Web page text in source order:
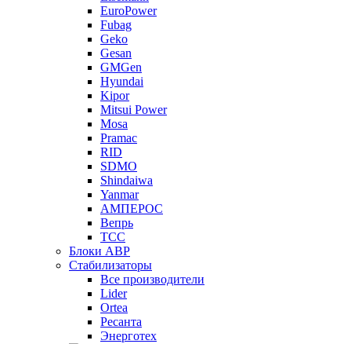
EuroPower
Fubag
Geko
Gesan
GMGen
Hyundai
Kipor
Mitsui Power
Mosa
Pramac
RID
SDMO
Shindaiwa
Yanmar
АМПЕРОС
Вепрь
ТСС
Блоки АВР
Стабилизаторы
Все производители
Lider
Ortea
Ресанта
Энерготех